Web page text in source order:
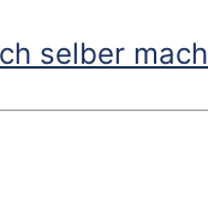
selber